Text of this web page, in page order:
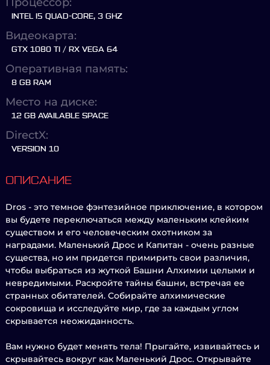
INTEL I5 QUAD-CORE, 3 GHZ
Видеокарта:
GTX 1080 TI / RX VEGA 64
Оперативная память:
8 GB RAM
Место на диске:
12 GB AVAILABLE SPACE
DirectX:
VERSION 10
ОПИСАНИЕ
Dros - это темное фэнтезийное приключение, в котором
вы будете переключаться между маленьким клейким
существом и его человеческим охотником за
наградами. Маленький Дрос и Капитан - очень разные
существа, но им придется примирить свои различия,
чтобы выбраться из жуткой Башни Алхимии целыми и
невредимыми. Раскройте тайны башни, встречая ее
странных обитателей. Собирайте алхимические
сокровища и исследуйте мир, где за каждым углом
скрывается неожиданность.
Вам нужно будет менять тела! Прыгайте, извивайтесь и
скрывайтесь вокруг как Маленький Дрос. Открывайте